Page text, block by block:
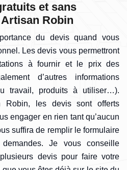
et sans
Robin
du devis quand vous
Les devis vous permettront
à fournir et le prix des
d’autres informations
travail, produits à utiliser…).
Robin, les devis sont offerts
engager en rien tant qu’aucun
suffira de remplir le formulaire
Je vous conseille
devis pour faire votre